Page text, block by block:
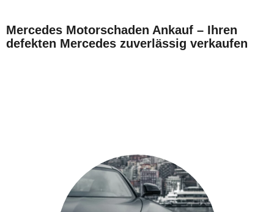
Mercedes Motorschaden Ankauf – Ihren
defekten Mercedes zuverlässig verkaufen